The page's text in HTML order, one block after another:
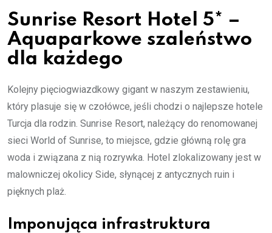
Sunrise Resort Hotel 5* –
Aquaparkowe szaleństwo
dla każdego
Kolejny pięciogwiazdkowy gigant w naszym zestawieniu,
który plasuje się w czołówce, jeśli chodzi o najlepsze hotele
Turcja dla rodzin. Sunrise Resort, należący do renomowanej
sieci World of Sunrise, to miejsce, gdzie główną rolę gra
woda i związana z nią rozrywka. Hotel zlokalizowany jest w
malowniczej okolicy Side, słynącej z antycznych ruin i
pięknych plaż.
Imponująca infrastruktura